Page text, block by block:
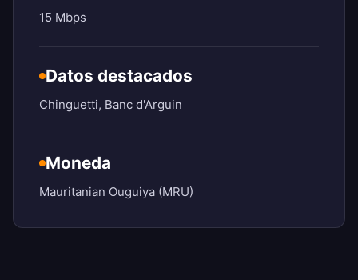
15 Mbps
Datos destacados
Chinguetti, Banc d'Arguin
Moneda
Mauritanian Ouguiya (MRU)